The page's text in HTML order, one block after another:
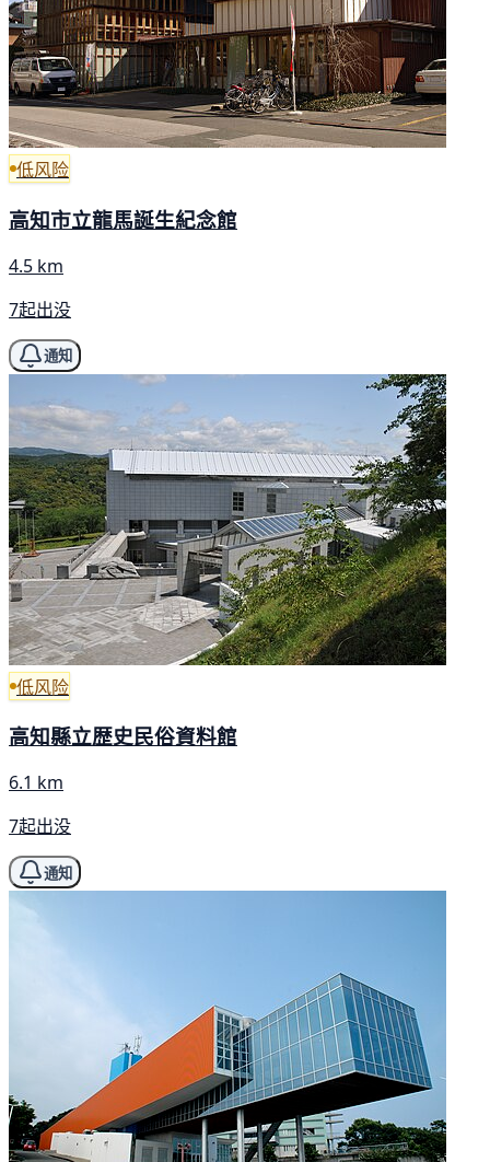
低风险
高知市立龍馬誕生紀念館
4.5 km
7起出没
通知
低风险
高知縣立歴史民俗資料館
6.1 km
7起出没
通知